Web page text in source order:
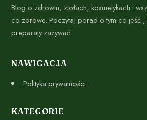
Blog o zdrowiu, ziołach, kosmetykach i
co zdrowe. Poczytaj porad o tym co jeść ,
preparaty zażywać.
NAWIGACJA
Polityka prywatności
KATEGORIE